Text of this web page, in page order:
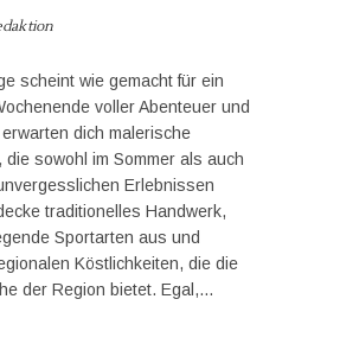
scheint wie gemacht für ein
voller Abenteuer und
dich malerische
die sowohl im Sommer als auch
Erlebnissen
traditionelles Handwerk,
Sportarten aus und
Köstlichkeiten, die die
der Region bietet. Egal,…